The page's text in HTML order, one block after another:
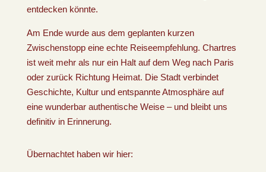
entdecken könnte.
Am Ende wurde aus dem geplanten kurzen
Zwischenstopp eine echte Reiseempfehlung. Chartres
ist weit mehr als nur ein Halt auf dem Weg nach Paris
oder zurück Richtung Heimat. Die Stadt verbindet
Geschichte, Kultur und entspannte Atmosphäre auf
eine wunderbar authentische Weise – und bleibt uns
definitiv in Erinnerung.
Übernachtet haben wir hier: